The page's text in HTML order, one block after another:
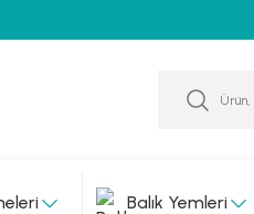
Balık Yemleri